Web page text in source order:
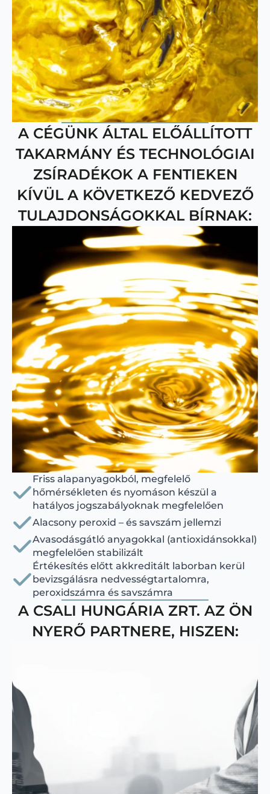
A CÉGÜNK ÁLTAL ELŐÁLLÍTOTT
TAKARMÁNY ÉS TECHNOLÓGIAI
ZSÍRADÉKOK A FENTIEKEN
KÍVÜL A KÖVETKEZŐ KEDVEZŐ
TULAJDONSÁGOKKAL BÍRNAK:
Friss alapanyagokból, megfelelő
hőmérsékleten és nyomáson készül a
hatályos jogszabályoknak megfelelően
Alacsony peroxid – és savszám jellemzi
Avasodásgátló anyagokkal (antioxidánsokkal)
megfelelően stabilizált
Értékesítés előtt akkreditált laborban kerül
bevizsgálásra nedvességtartalomra,
peroxidszámra és savszámra
A CSALI HUNGÁRIA ZRT. AZ ÖN
NYERŐ PARTNERE, HISZEN: